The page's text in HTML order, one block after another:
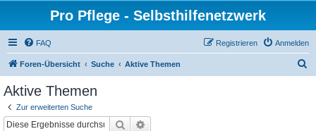
Pro Pflege - Selbsthilfenetzwerk
FAQ Anmelden
Registrieren
Foren-Übersicht Suche Aktive Themen
Aktive Themen
Zur erweiterten Suche
Suche